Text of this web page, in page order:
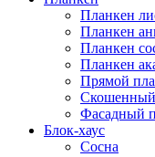
Планкен
Планкен
Планкен
Планкен
Прямой
Фасадный
Блок-хаус
Сосна